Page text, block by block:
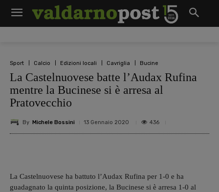
Sport Calcio Edizioni locali Cavriglia Bucine
La Castelnuovese batte l’Audax Rufina
mentre la Bucinese si è arresa al
Pratovecchio
By Michele Bossini 13 Gennaio 2020 436
La Castelnuovese ha battuto l’Audax Rufina per 1-0 e ha
guadagnato la quinta posizione, la Bucinese si è arresa 1-0 al